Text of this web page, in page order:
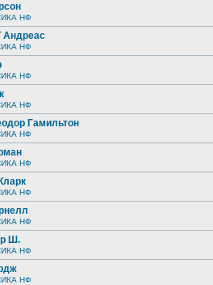
НФ
НФ
НФ
НФ
Гамильтон
НФ
НФ
НФ
НФ
Ш.
НФ
НФ